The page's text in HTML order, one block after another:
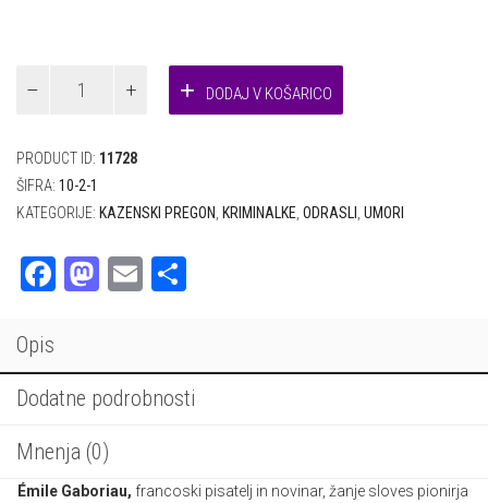
Emile
Gaboriau
količina
DODAJ V KOŠARICO
PRODUCT ID: 11728
ŠIFRA: 10-2-1
KATEGORIJE: KAZENSKI PREGON KRIMINALKE ODRASLI UMORI
Facebook
Mastodon
Email
Opis
Dodatne podrobnosti
Mnenja (0)
Émile Gaboriau, francoski pisatelj in novinar, žanje sloves pionirja